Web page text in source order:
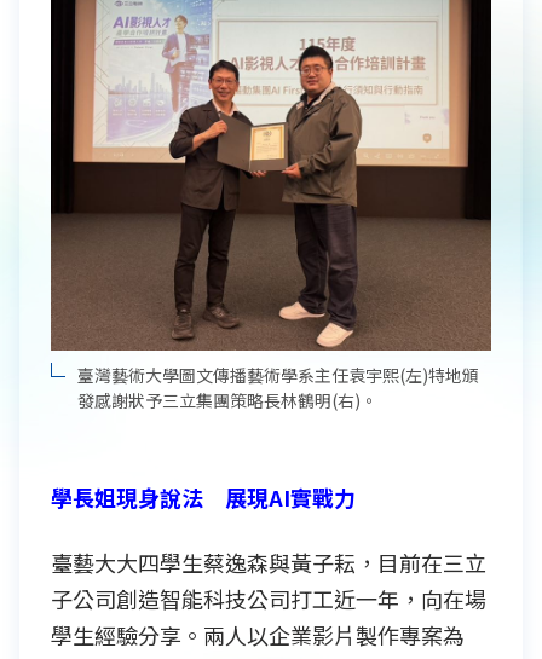
臺灣藝術大學圖文傳播藝術學系主任袁宇熙(左)特地頒
發感謝狀予三立集團策略長林鶴明(右)。
學長姐現身說法 展現AI實戰力
臺藝大大四學生蔡逸森與黃子耘，目前在三立
子公司創造智能科技公司打工近一年，向在場
學生經驗分享。兩人以企業影片製作專案為